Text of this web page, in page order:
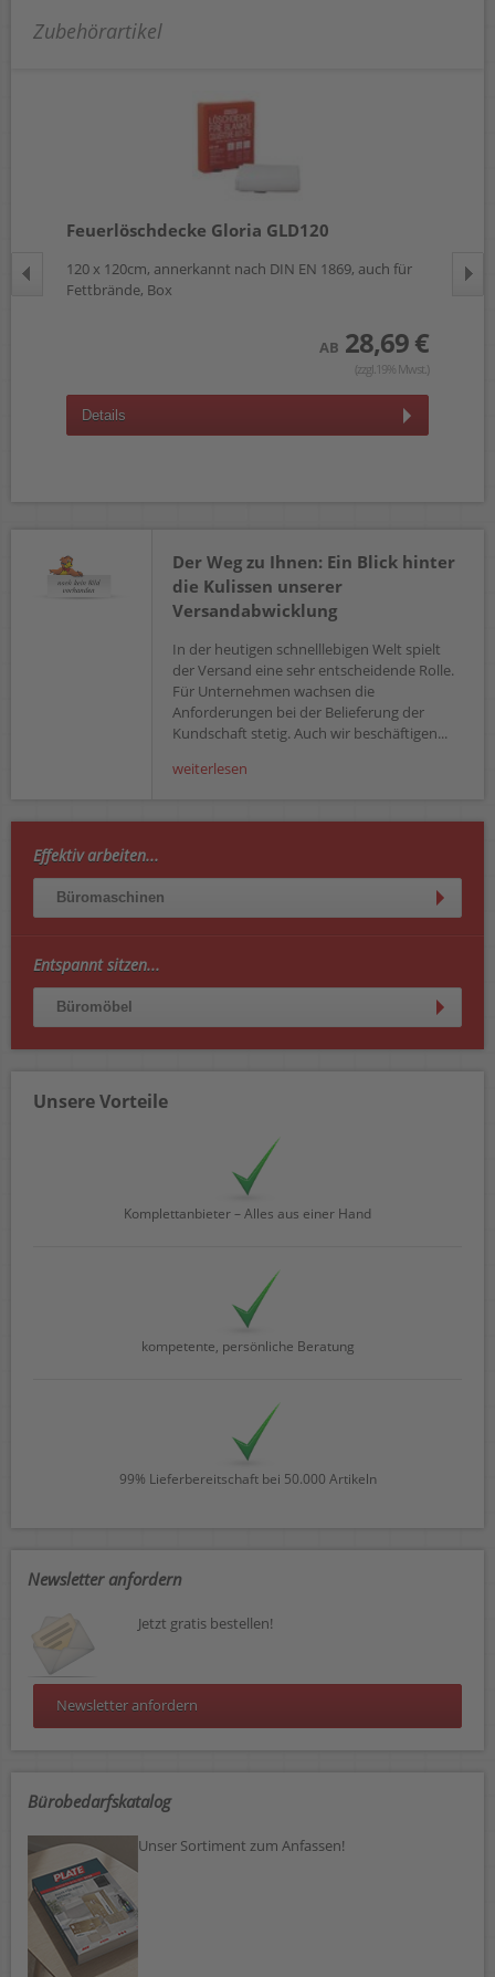
Zubehörartikel
Feuerlöschdecke Gloria GLD120
120 x 120cm, annerkannt nach DIN EN 1869, auch für
Fettbrände, Box
AB 28,69 €
(zzgl.19% Mwst.)
Details
Der Weg zu Ihnen: Ein Blick hinter
die Kulissen unserer
Versandabwicklung
In der heutigen schnelllebigen Welt spielt
der Versand eine sehr entscheidende Rolle.
Für Unternehmen wachsen die
Anforderungen bei der Belieferung der
Kundschaft stetig. Auch wir beschäftigen...
weiterlesen
Effektiv arbeiten...
Büromaschinen
Entspannt sitzen...
Büromöbel
Unsere Vorteile
Komplettanbieter – Alles aus einer Hand
kompetente, persönliche Beratung
99% Lieferbereitschaft bei 50.000 Artikeln
Newsletter anfordern
Jetzt gratis bestellen!
Newsletter anfordern
Bürobedarfskatalog
Unser Sortiment zum Anfassen!